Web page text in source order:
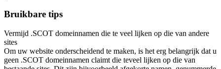
Bruikbare tips
Vermijd .SCOT domeinnamen die te veel lijken op die van andere
sites
Om uw website onderscheidend te maken, is het erg belangrijk dat u
geen .SCOT domeinnamen claimt die teveel lijken op die van